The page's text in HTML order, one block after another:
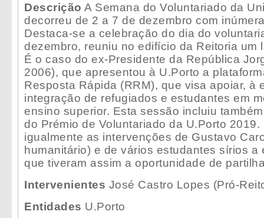
Descrição A Semana do Voluntariado da
decorreu de 2 a 7 de dezembro com
Destaca-se a celebração do dia do
dezembro, reuniu no edifício da Reitoria um
É o caso do ex-Presidente da República
2006), que apresentou à U.Porto a
Resposta Rápida (RRM), que visa apoiar, à
integração de refugiados e estudantes em
ensino superior. Esta sessão incluiu
do Prémio de Voluntariado da U.Porto
igualmente as intervenções de Gustavo
humanitário) e de vários estudantes sírios a
que tiveram assim a oportunidade de
Intervenientes José Castro Lopes (Pró-
Entidades U.Porto